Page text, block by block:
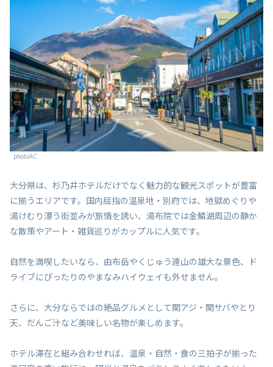
photoAC
大分県は、杉乃井ホテルだけでなく魅力的な観光スポットが豊富
に揃うエリアです。国内屈指の温泉地・別府では、地獄めぐりや
湯けむり漂う街並みが旅情を誘い、湯布院では金鱗湖周辺の静か
な散策やアート・雑貨巡りがカップルに人気です。
自然を満喫したいなら、由布岳やくじゅう連山の雄大な景色、ド
ライブにぴったりのやまなみハイウェイも外せません。
さらに、大分ならではの絶品グルメとして関アジ・関サバやとり
天、だんご汁など美味しい名物が楽しめます。
ホテル滞在と組み合わせれば、温泉・自然・食の三拍子が揃った